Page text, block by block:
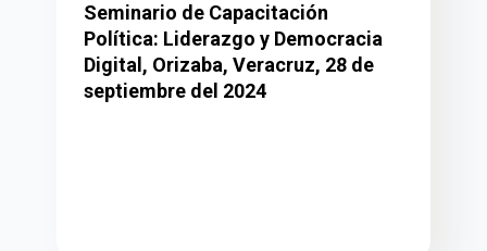
Seminario de Capacitación
Política: Liderazgo y Democracia
Digital, Orizaba, Veracruz, 28 de
septiembre del 2024